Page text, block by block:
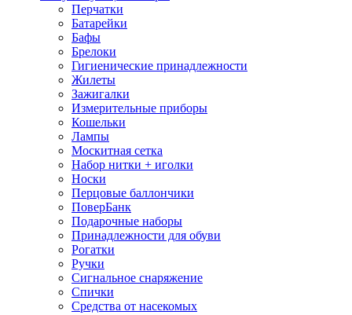
Перчатки
Батарейки
Бафы
Брелоки
Гигиенические принадлежности
Жилеты
Зажигалки
Измерительные приборы
Кошельки
Лампы
Москитная сетка
Набор нитки + иголки
Носки
Перцовые баллончики
ПоверБанк
Подарочные наборы
Принадлежности для обуви
Рогатки
Ручки
Сигнальное снаряжение
Спички
Средства от насекомых